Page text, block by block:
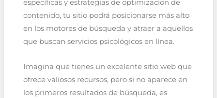
específicas y estrategias de optimización de
contenido, tu sitio podrá posicionarse más alto
en los motores de búsqueda y atraer a aquellos
que buscan servicios psicológicos en línea.
Imagina que tienes un excelente sitio web que
ofrece valiosos recursos, pero si no aparece en
los primeros resultados de búsqueda, es